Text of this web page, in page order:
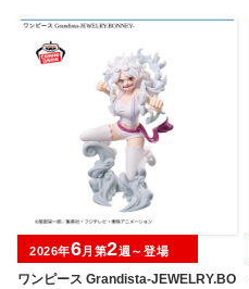
ワンピース Grandista-JEWELRY.BO
2026年6月第2週～登場